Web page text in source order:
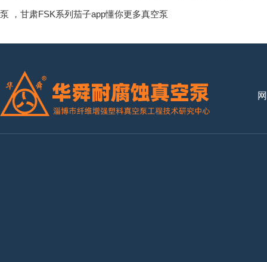
泵 ， 甘肃FSK系列茄子app懂你更多真空泵